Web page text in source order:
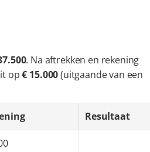
. Na aftrekken en rekening
op € 15.000 (uitgaande van een
Resultaat